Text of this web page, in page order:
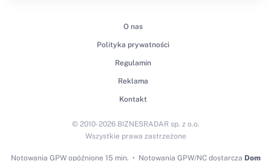
O nas
Polityka prywatności
Regulamin
Reklama
Kontakt
Notowania GPWopóźnione 15 min. Notowania GPW/NC dostarcza Dom
© 2010-2026 BIZNESRADAR sp. z o.o.
Wszystkie prawa zastrzeżone